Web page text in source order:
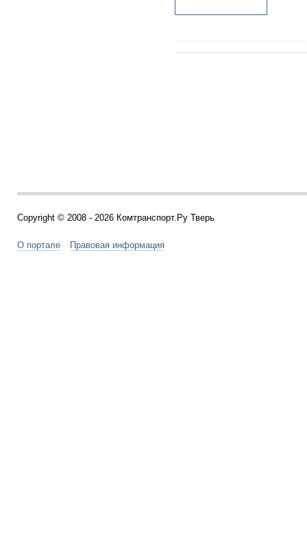
Copyright © 2008 - 2026 Комтранспорт.Ру Тверь
О портале Правовая информация